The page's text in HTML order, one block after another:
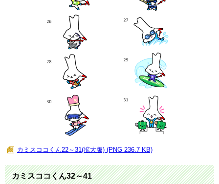
カミスココくん22～31(拡大版) (PNG 236.7 KB)
カミスココくん32～41